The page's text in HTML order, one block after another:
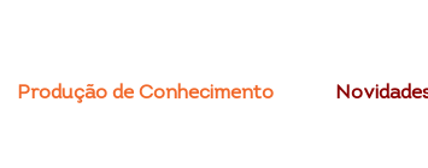
Produção de Conhecimento